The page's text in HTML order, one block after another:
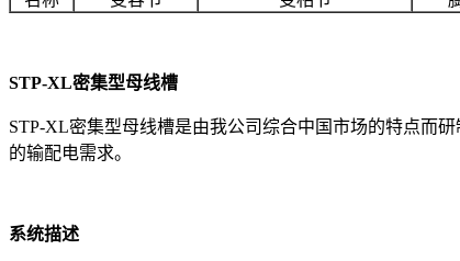
STP-XL密集型母线槽
STP-XL密集型母线槽是由我公司综合中国市场的特点而
的输配电需求。
系统描述